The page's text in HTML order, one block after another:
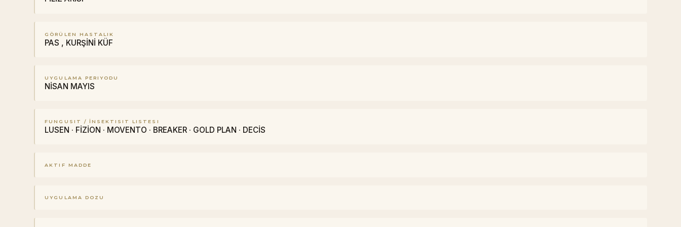
GÖRÜLEN HASTALIK
PAS , KURŞİNİ KÜF
UYGULAMA PERIYODU
NİSAN MAYIS
FUNGUSIT / İNSEKTISIT LISTESI
LUSEN · FİZİON · MOVENTO · BREAKER · GOLD PLAN · DECİS
AKTIF MADDE
UYGULAMA DOZU